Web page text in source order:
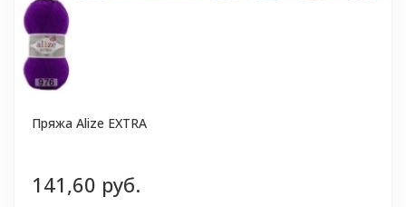
Пряжа Alize EXTRA
141,60 руб.